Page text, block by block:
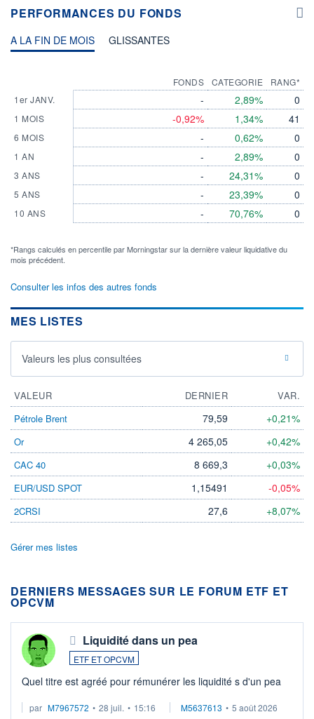
PERFORMANCES DU FONDS
A LA FIN DE MOIS GLISSANTES
1er JANV.
1 MOIS
6 MOIS
1 AN
3 ANS
5 ANS
10 ANS
FONDS
-
-0,92%
-
-
-
-
-
CATEGORIE
2,89%
1,34%
0,62%
2,89%
24,31%
23,39%
70,76%
RANG*
0
41
0
0
0
0
0
*Rangs calculés en percentile par Morningstar sur la dernière valeur liquidative du
mois précédent.
Consulter les infos des autres fonds
MES LISTES
Valeurs les plus consultées
VALEUR DERNIER
VAR.
Pétrole Brent
79,59 +0,21%
Or 4 265,05 +0,42%
CAC 40 8 669,3 +0,03%
EUR/USD SPOT 1,15491 -0,05%
2CRSI 27,6 +8,07%
Gérer mes listes
DERNIERS MESSAGES SUR LE FORUM ETF ET
OPCVM
Liquidité dans un pea
ETF ET OPCVM
Quel titre est agréé pour rémunérer les liquidité s d'un pea
par M7967572 • 28 juil. • 15:16 M5637613 • 5 août 2026